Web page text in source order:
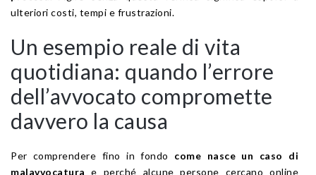
ulteriori costi, tempi e frustrazioni.
Un esempio reale di vita
quotidiana: quando l’errore
dell’avvocato compromette
davvero la causa
Per comprendere fino in fondo come nasce un caso di
malavvocatura e perché alcune persone cercano online